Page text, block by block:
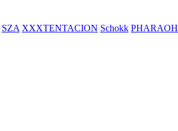
SZA XXXTENTACION Schokk PHARAOH